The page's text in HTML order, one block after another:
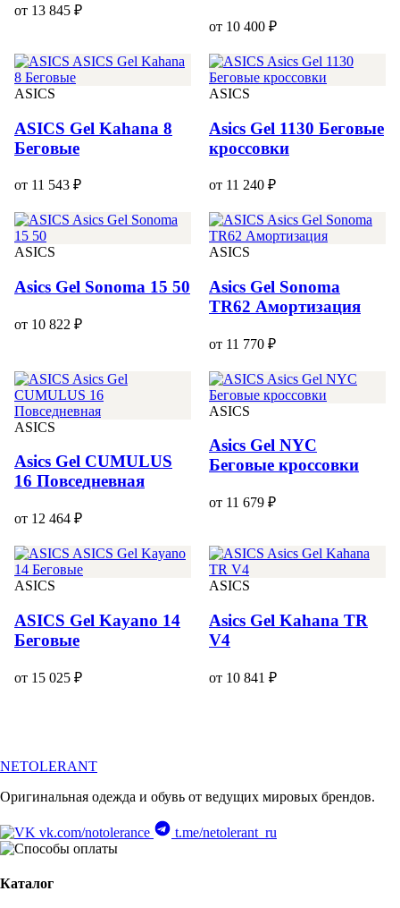
от 13 845 ₽
от 10 400 ₽
ASICS
ASICS Gel Kahana 8
Беговые
от 11 543 ₽
ASICS
Asics Gel 1130 Беговые
кроссовки
от 11 240 ₽
ASICS
Asics Gel Sonoma 15 50
от 10 822 ₽
ASICS
Asics Gel Sonoma
TR62 Амортизация
от 11 770 ₽
ASICS
Asics Gel CUMULUS
16 Повседневная
от 12 464 ₽
ASICS
Asics Gel NYC
Беговые кроссовки
от 11 679 ₽
ASICS
ASICS Gel Kayano 14
Беговые
от 15 025 ₽
ASICS
Asics Gel Kahana TR
V4
от 10 841 ₽
NETOLERANT
Оригинальная одежда и обувь от ведущих мировых брендов.
vk.com/notolerance t.me/netolerant_ru
Каталог